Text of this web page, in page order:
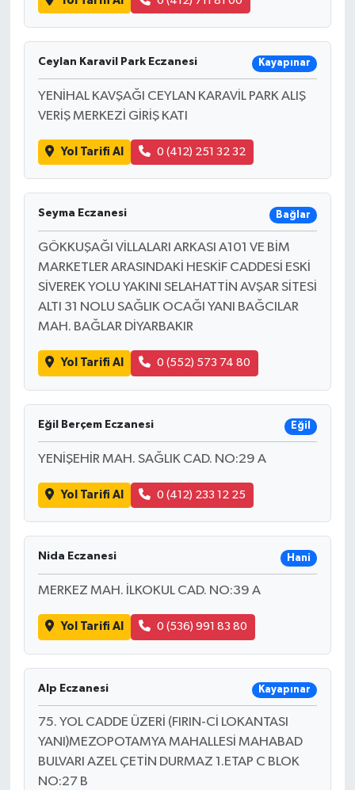
Ceylan Karavil Park Eczanesi Kayapınar
YENİHAL KAVŞAĞI CEYLAN KARAVİL PARK ALIŞ
VERİŞ MERKEZİ GİRİŞ KATI
Yol Tarifi Al 0 (412) 251 32 32
Seyma Eczanesi Bağlar
GÖKKUŞAĞI VİLLALARI ARKASI A101 VE BİM
MARKETLER ARASINDAKİ HESKİF CADDESİ ESKİ
SİVEREK YOLU YAKINI SELAHATTİN AVŞAR SİTESİ
ALTI 31 NOLU SAĞLIK OCAĞI YANI BAĞCILAR
MAH. BAĞLAR DİYARBAKIR
Yol Tarifi Al 0 (552) 573 74 80
Eğil Berçem Eczanesi Eğil
YENİŞEHİR MAH. SAĞLIK CAD. NO:29 A
Yol Tarifi Al 0 (412) 233 12 25
Nida Eczanesi Hani
MERKEZ MAH. İLKOKUL CAD. NO:39 A
Yol Tarifi Al 0 (536) 991 83 80
Alp Eczanesi Kayapınar
75. YOL CADDE ÜZERİ (FIRIN-Cİ LOKANTASI
YANI)MEZOPOTAMYA MAHALLESİ MAHABAD
BULVARI AZEL ÇETİN DURMAZ 1.ETAP C BLOK
NO:27 B